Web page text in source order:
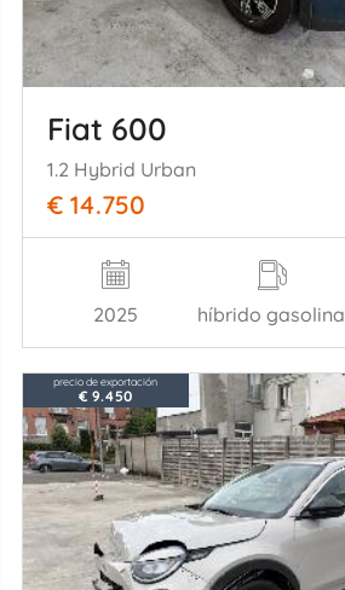
Fiat 600
1.2 Hybrid Urban
€ 14.750
2025 híbrido gasolina
precio de exportación
€ 9.450